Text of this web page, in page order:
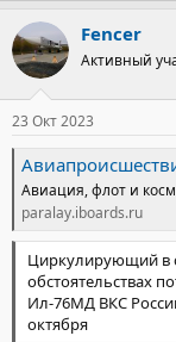
Fencer
Активный
23 Окт 2023
Авиация, флот и
paralay.iboards.ru
Циркулирующий в
обстоятельствах
Ил-76МД ВКС
октября